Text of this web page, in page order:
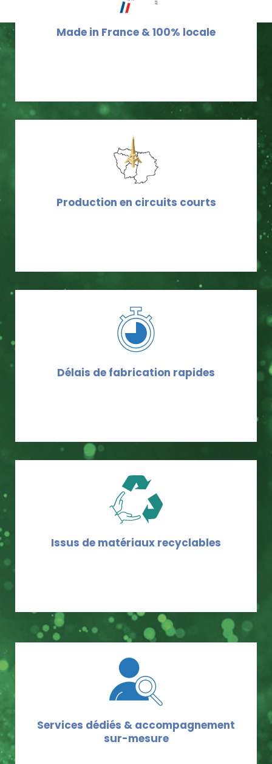
Made in France & 100% locale
Production en circuits courts
Délais de fabrication rapides
Issus de matériaux recyclables
Services dédiés & accompagnement
sur-mesure